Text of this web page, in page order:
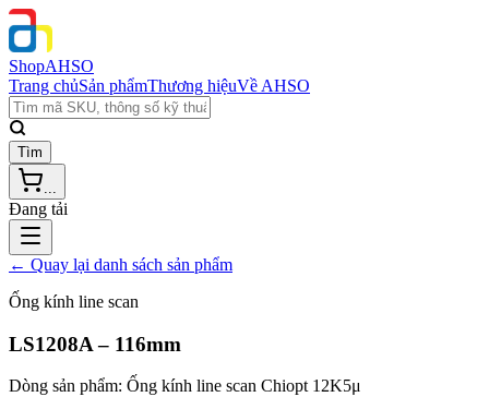
ShopAHSO
Trang chủSản phẩmThương hiệuVề AHSO
Tìm
...
Đang tải
← Quay lại danh sách sản phẩm
Ống kính line scan
LS1208A – 116mm
Dòng sản phẩm: Ống kính line scan Chiopt 12K5μ